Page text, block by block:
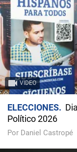
VIDEO
ELECCIONES
Político 2026
Por Daniel Castropé